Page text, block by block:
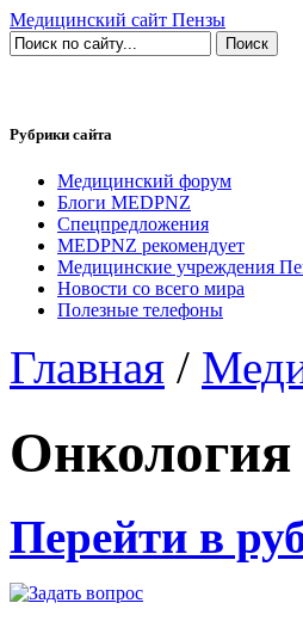
Медицинский сайт Пензы
Рубрики сайта
Медицинский форум
Блоги MEDPNZ
Спецпредложения
MEDPNZ рекомендует
Медицинские учреждения
Новости со всего мира
Полезные телефоны
Главная /
Онкология
Перейти в